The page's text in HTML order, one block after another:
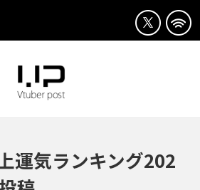
運気ランキング202